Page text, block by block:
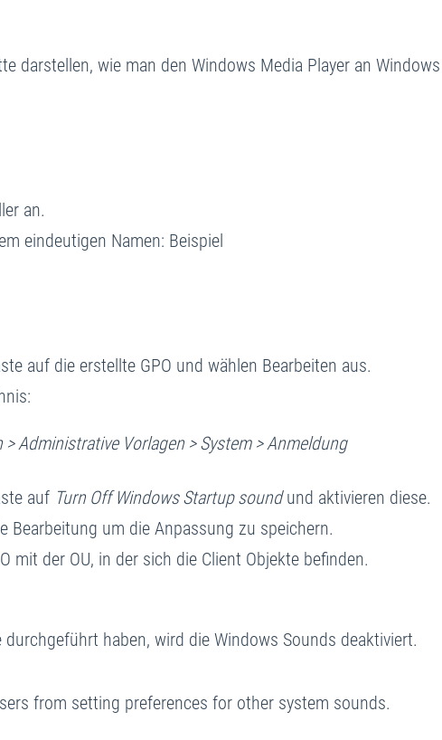
darstellen, wie man den Windows Media Player an
an.
eindeutigen Namen: Beispiel
auf die erstellte GPO und wählen Bearbeiten aus.
Administrative Vorlagen > System > Anmeldung
auf Turn Off Windows Startup soundund aktivieren diese.
Bearbeitung um die Anpassung zu speichern.
mit der OU, in der sich die Client Objekte befinden.
haben, wird die Windows Sounds deaktiviert.
from setting preferences for other system sounds.